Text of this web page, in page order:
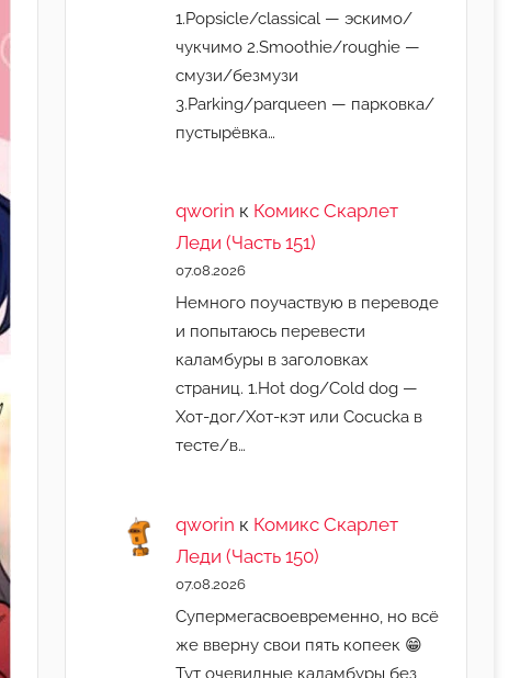
1.Popsicle/classical — эскимо/
чукчимо 2.Smoothie/roughie —
смузи/безмузи
3.Parking/parqueen — парковка/
пустырёвка…
qworin к Комикс Скарлет
Леди (Часть 151)
07.08.2026
Немного поучаствую в переводе
и попытаюсь перевести
каламбуры в заголовках
страниц. 1.Hot dog/Cold dog —
Хот-дог/Хот-кэт или Cocucka в
тесте/в…
qworin к Комикс Скарлет
Леди (Часть 150)
07.08.2026
Супермегасвоевременно, но всё
же вверну свои пять копеек 😁
Тут очевидные каламбуры без